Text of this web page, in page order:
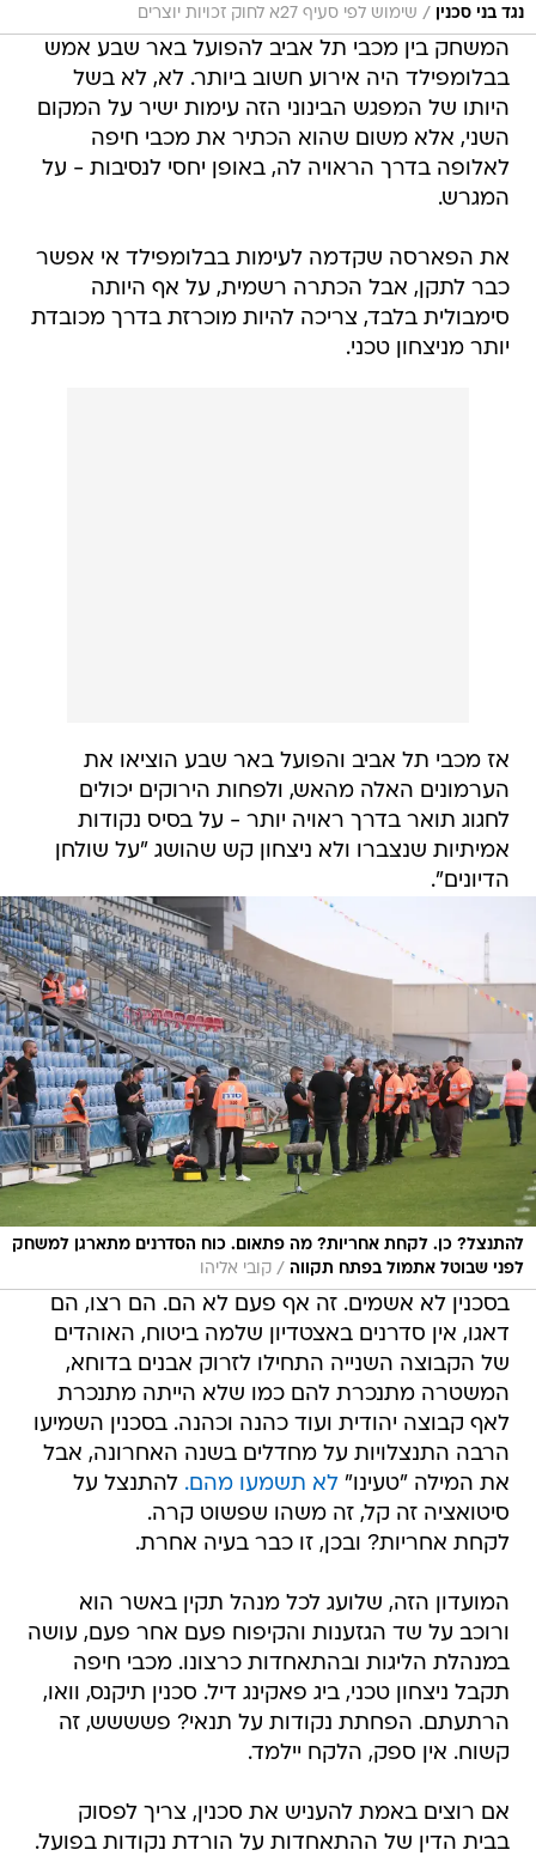
נגד בני סכנין
/ שימוש לפי סעיף 27א לחוק זכויות יוצרים
המשחק בין מכבי תל אביב להפועל באר שבע אמש
בבלומפילד היה אירוע חשוב ביותר. לא, לא בשל
היותו של המפגש הבינוני הזה עימות ישיר על המקום
השני, אלא משום שהוא הכתיר את מכבי חיפה
לאלופה בדרך הראויה לה, באופן יחסי לנסיבות - על
המגרש.
את הפארסה שקדמה לעימות בבלומפילד אי אפשר
כבר לתקן, אבל הכתרה רשמית, על אף היותה
סימבולית בלבד, צריכה להיות מוכרזת בדרך מכובדת
יותר מניצחון טכני.
אז מכבי תל אביב והפועל באר שבע הוציאו את
הערמונים האלה מהאש, ולפחות הירוקים יכולים
לחגוג תואר בדרך ראויה יותר - על בסיס נקודות
אמיתיות שנצברו ולא ניצחון קש שהושג "על שולחן
הדיונים".
להתנצל? כן. לקחת אחריות? מה פתאום. כוח הסדרנים מתארגן למשחק
לפני שבוטל אתמול בפתח תקווה / קובי אליהו
בסכנין לא אשמים. זה אף פעם לא הם. הם רצו, הם
דאגו, אין סדרנים באצטדיון שלמה ביטוח, האוהדים
של הקבוצה השנייה התחילו לזרוק אבנים בדוחא,
המשטרה מתנכרת להם כמו שלא הייתה מתנכרת
לאף קבוצה יהודית ועוד כהנה וכהנה. בסכנין השמיעו
הרבה התנצלויות על מחדלים בשנה האחרונה, אבל
את המילה "טעינו"לא תשמעו מהם. להתנצל על
סיטואציה זה קל, זה משהו שפשוט קרה.
לקחת אחריות? ובכן, זו כבר בעיה אחרת.
המועדון הזה, שלועג לכל מנהל תקין באשר הוא
ורוכב על שד הגזענות והקיפוח פעם אחר פעם, עושה
במנהלת הליגות ובהתאחדות כרצונו. מכבי חיפה
תקבל ניצחון טכני, ביג פאקינג דיל. סכנין תיקנס, וואו,
הרתעתם. הפחתת נקודות על תנאי? פשששש, זה
קשוח. אין ספק, הלקח יילמד.
אם רוצים באמת להעניש את סכנין, צריך לפסוק
בבית הדין של ההתאחדות על הורדת נקודות בפועל.